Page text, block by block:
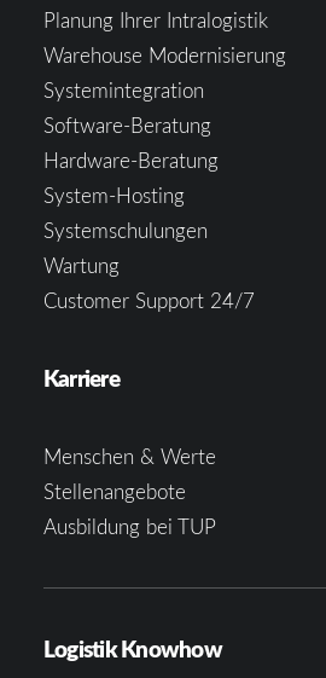
Planung Ihrer Intralogistik
Warehouse Modernisierung
Systemintegration
Software-Beratung
Hardware-Beratung
System-Hosting
Systemschulungen
Wartung
Customer Support 24/7
Karriere
Menschen & Werte
Stellenangebote
Ausbildung bei TUP
Logistik Knowhow